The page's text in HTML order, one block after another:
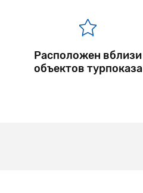
Расположен вблизи
объектов турпоказа